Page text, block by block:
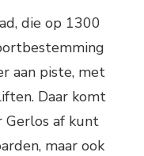
die op 1300
aan piste, met
Daar komt
Gerlos af kunt
maar ook